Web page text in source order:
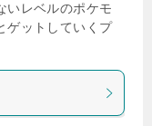
いレベルのポケモ
ゲットしていくプ